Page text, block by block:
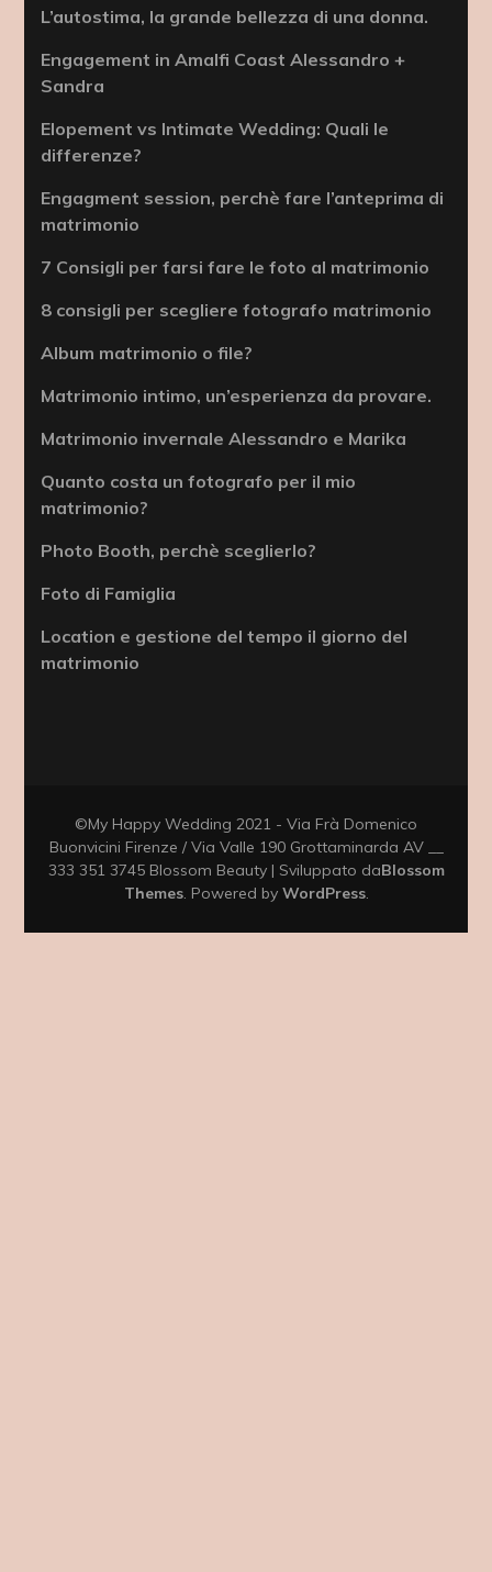
L’autostima, la grande bellezza di una donna.
Engagement in Amalfi Coast Alessandro +
Sandra
Elopement vs Intimate Wedding: Quali le
differenze?
Engagment session, perchè fare l’anteprima di
matrimonio
7 Consigli per farsi fare le foto al matrimonio
8 consigli per scegliere fotografo matrimonio
Album matrimonio o file?
Matrimonio intimo, un’esperienza da provare.
Matrimonio invernale Alessandro e Marika
Quanto costa un fotografo per il mio
matrimonio?
Photo Booth, perchè sceglierlo?
Foto di Famiglia
Location e gestione del tempo il giorno del
matrimonio
©My Happy Wedding 2021 - Via Frà Domenico
Buonvicini Firenze / Via Valle 190 Grottaminarda AV __
333 351 3745 Blossom Beauty | Sviluppato daBlossom
Themes. Powered by WordPress.